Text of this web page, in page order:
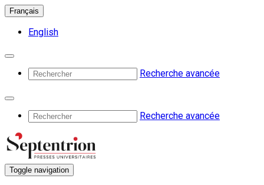
Français
English
Recherche avancée
Recherche avancée
Toggle navigation